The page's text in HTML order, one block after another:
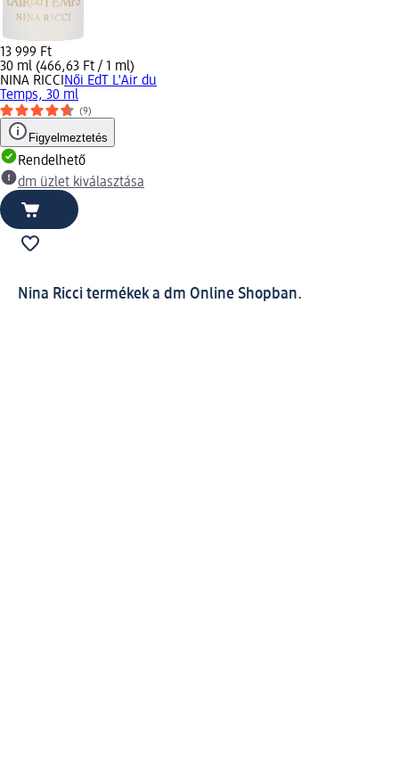
13 999 Ft
30 ml (466,63 Ft / 1 ml)
NINA RICCI Női EdT L'Air du
Temps, 30 ml
(9)
Figyelmeztetés
Rendelhető
dm üzlet kiválasztása
Nina Ricci termékek a dm Online Shopban.